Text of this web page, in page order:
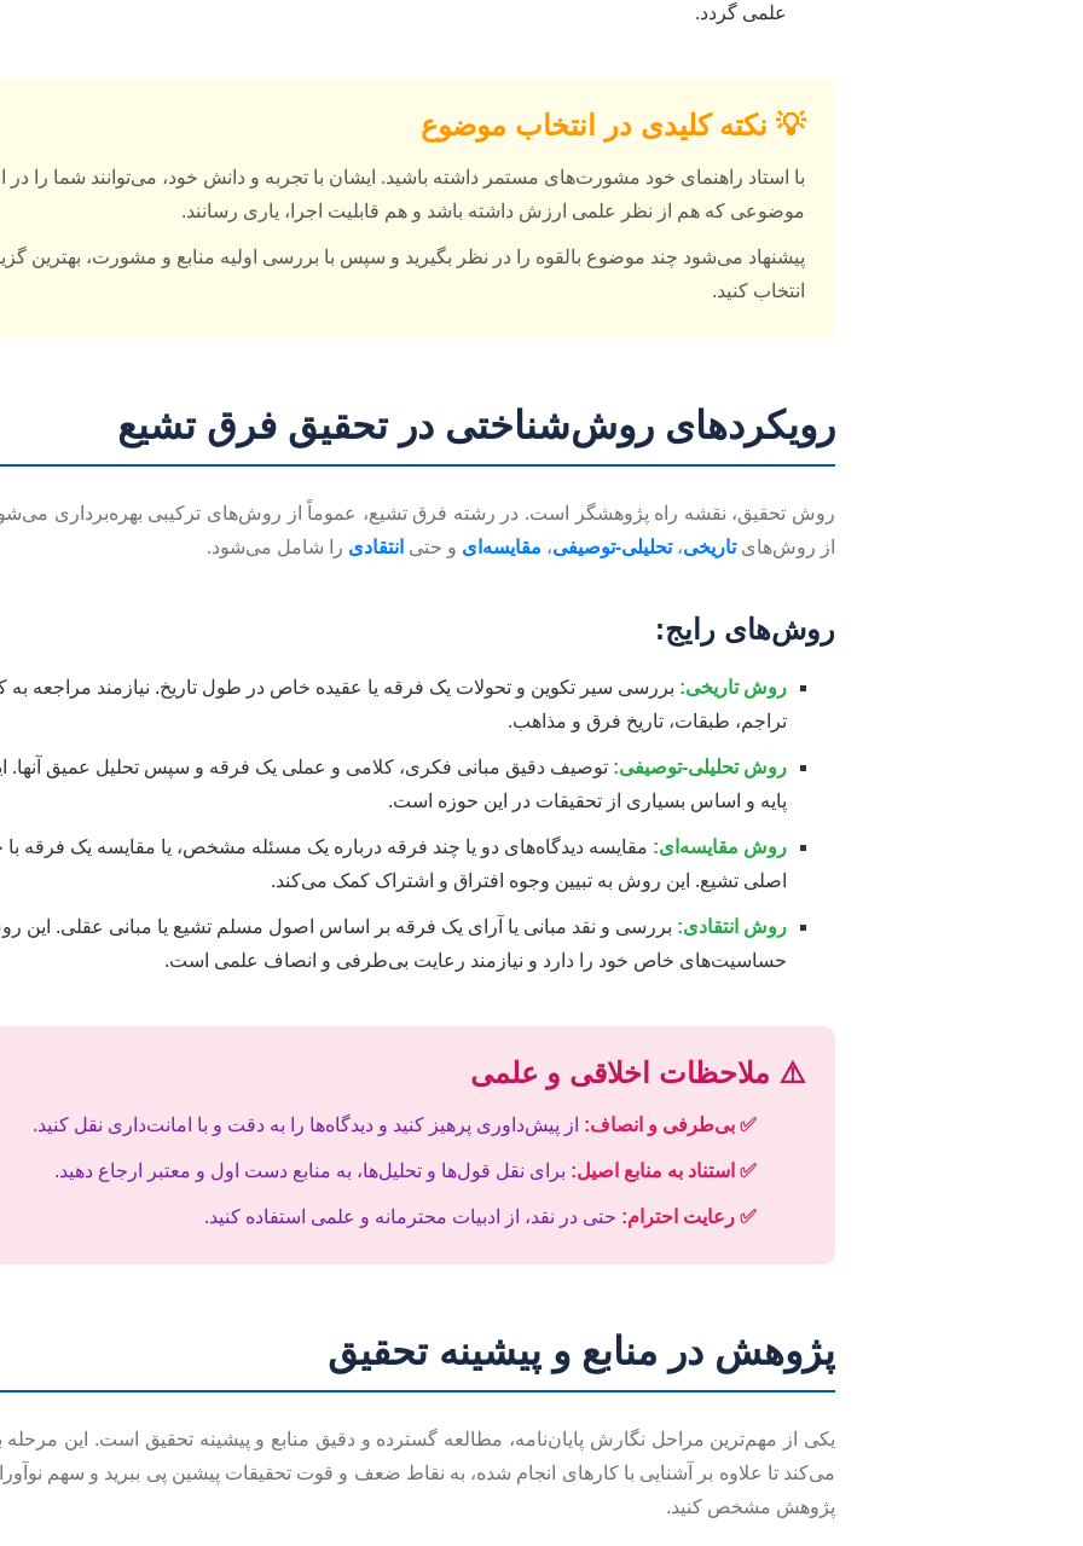
علمی گردد.
💡 نکته کلیدی در انتخاب موضوع
با استاد راهنمای خود مشورت‌های مستمر داشته باشید. ایشان با تجربه و دانش خود، می‌توانند شما را در
موضوعی که هم از نظر علمی ارزش داشته باشد و هم قابلیت اجرا، یاری رسانند.
پیشنهاد می‌شود چند موضوع بالقوه را در نظر بگیرید و سپس با بررسی اولیه منابع و مشورت، بهترین
انتخاب کنید.
رویکردهای روش‌شناختی در تحقیق فرق تشیع
روش تحقیق، نقشه راه پژوهشگر است. در رشته فرق تشیع، عموماً از روش‌های ترکیبی بهره‌برداری
از روش‌هایتاریخی،تحلیلی-توصیفی، مقایسه‌ای و حتی انتقادی را شامل می‌شود.
روش‌های رایج:
روش تاریخی: بررسی سیر تکوین و تحولات یک فرقه یا عقیده خاص در طول تاریخ. نیازمند مراجعه به
تراجم، طبقات، تاریخ فرق و مذاهب.
روش تحلیلی-توصیفی: توصیف دقیق مبانی فکری، کلامی و عملی یک فرقه و سپس تحلیل عمیق آنها.
پایه و اساس بسیاری از تحقیقات در این حوزه است.
روش مقایسه‌ای: مقایسه دیدگاه‌های دو یا چند فرقه درباره یک مسئله مشخص، یا مقایسه یک فرقه با
اصلی تشیع. این روش به تبیین وجوه افتراق و اشتراک کمک می‌کند.
روش انتقادی: بررسی و نقد مبانی یا آرای یک فرقه بر اساس اصول مسلم تشیع یا مبانی عقلی. این
حساسیت‌های خاص خود را دارد و نیازمند رعایت بی‌طرفی و انصاف علمی است.
⚠️ ملاحظات اخلاقی و علمی
✅ بی‌طرفی و انصاف: از پیش‌داوری پرهیز کنید و دیدگاه‌ها را به دقت و با امانت‌داری نقل کنید.
✅ استناد به منابع اصیل: برای نقل قول‌ها و تحلیل‌ها، به منابع دست اول و معتبر ارجاع دهید.
✅ رعایت احترام: حتی در نقد، از ادبیات محترمانه و علمی استفاده کنید.
پژوهش در منابع و پیشینه تحقیق
یکی از مهم‌ترین مراحل نگارش پایان‌نامه، مطالعه گسترده و دقیق منابع و پیشینه تحقیق است. این
می‌کند تا علاوه بر آشنایی با کارهای انجام شده، به نقاط ضعف و قوت تحقیقات پیشین پی ببرید و سهم
پژوهش مشخص کنید.